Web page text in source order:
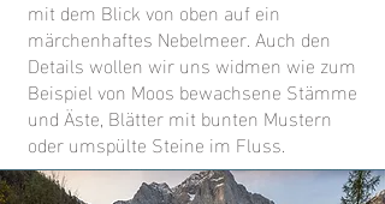
mit dem Blick von oben auf ein
märchenhaftes Nebelmeer. Auch den
Details wollen wir uns widmen wie zum
Beispiel von Moos bewachsene Stämme
und Äste, Blätter mit bunten Mustern
oder umspülte Steine im Fluss.